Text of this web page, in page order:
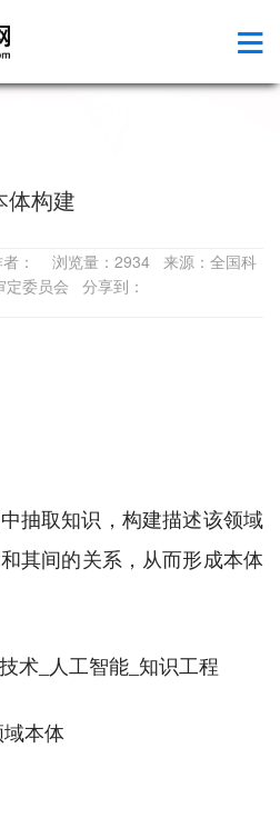
体构建
： 浏览量：2934 来源：全国科
定委员会 分享到：
抽取知识，构建描述该领域
其间的关系，从而形成本体
术_人工智能_知识工程
本体